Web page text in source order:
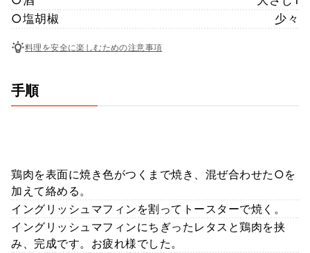
○塩胡椒
少々
料理を安全に楽しむための注意事項
手順
鶏肉を表面に焼き色がつくまで焼き、混ぜ合わせた○を
加えて絡める。
イングリッシュマフィンを割ってトースターで焼く。
イングリッシュマフィンにちぎったレタスと鶏肉を挟
み、完成です。お疲れ様でした。